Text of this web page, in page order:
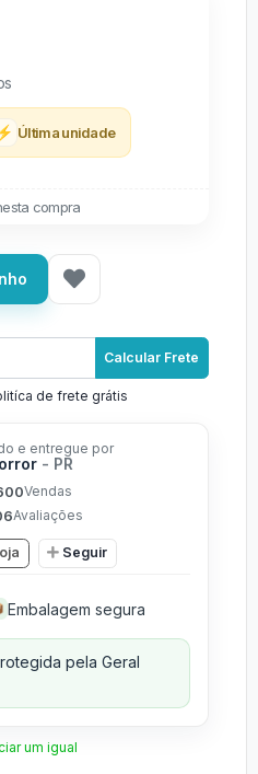
Última unidade
compra
Calcular Frete
de frete grátis
e entregue por
- PR
Vendas
Avaliações
Seguir
Embalagem segura
pela Geral
um igual